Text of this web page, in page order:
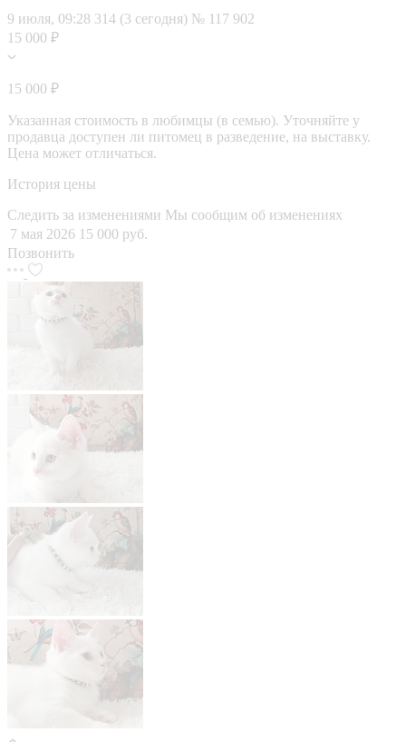
9 июля, 09:28 314 (3 сегодня) № 117 902
15 000 ₽
15 000 ₽
Указанная стоимость в любимцы (в семью). Уточняйте у
продавца доступен ли питомец в разведение, на выставку.
Цена может отличаться.
История цены
Следить за изменениями Мы сообщим об изменениях
7 мая 2026 15 000 руб.
Позвонить